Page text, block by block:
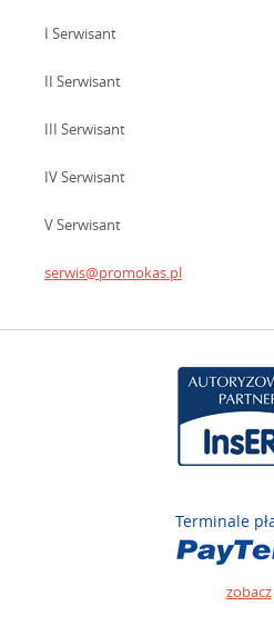
I Serwisant
II Serwisant
III Serwisant
IV Serwisant
V Serwisant
serwis@promokas.pl
Terminale
zobacz